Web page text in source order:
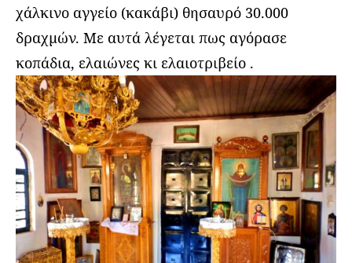
χάλκινο αγγείο (κακάβι) θησαυρό 30.000
δραχμών. Με αυτά λέγεται πως αγόρασε
κοπάδια, ελαιώνες κι ελαιοτριβείο .